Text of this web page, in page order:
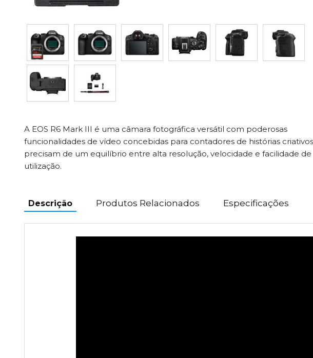
A EOS R6 Mark III é uma câmara fotográfica versátil com poderosas
funcionalidades de vídeo concebidas para contadores de histórias
precisam de um equilíbrio entre alta resolução, velocidade e facilidade de
utilização.
Descrição Produtos Relacionados Especificações